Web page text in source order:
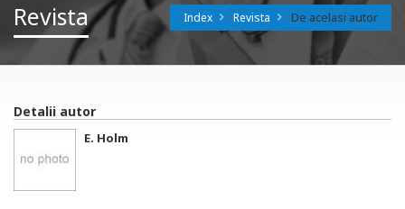
Revista Index Revista De acelasi autor
Detalii autor
E. Holm